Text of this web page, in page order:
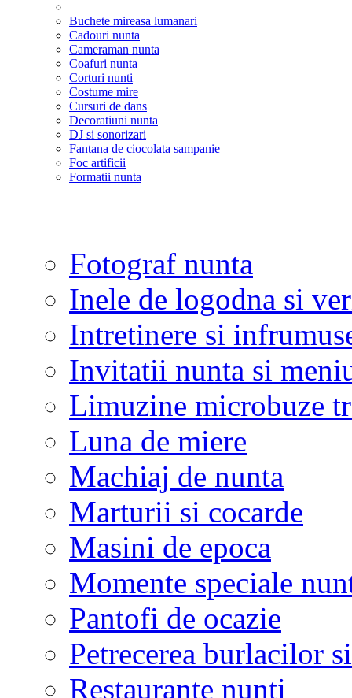
Buchete mireasa lumanari
Cadouri nunta
Cameraman nunta
Coafuri nunta
Corturi nunti
Costume mire
Cursuri de dans
Decoratiuni nunta
DJ si sonorizari
Fantana de ciocolata sampanie
Foc artificii
Formatii nunta
Fotograf nunta
Inele de logodna si
Intretinere si
Invitatii nunta si
Limuzine microbuze
Luna de miere
Machiaj de nunta
Marturii si cocarde
Masini de epoca
Momente speciale
Pantofi de ocazie
Petrecerea burlacilor
Restaurante nunti